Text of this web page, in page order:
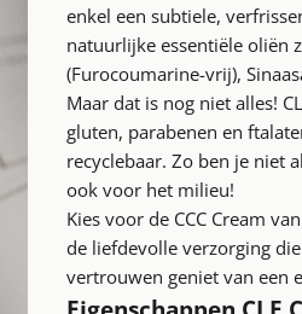
enkel een subtiele,
natuurlijke essentiële oliën
(Furocoumarine-vrij),
Maar dat is nog niet alles!
gluten, parabenen en
recyclebaar. Zo ben je niet
ook voor het milieu!
Kies voor de CCC Cream
de liefdevolle verzorging
vertrouwen geniet van een